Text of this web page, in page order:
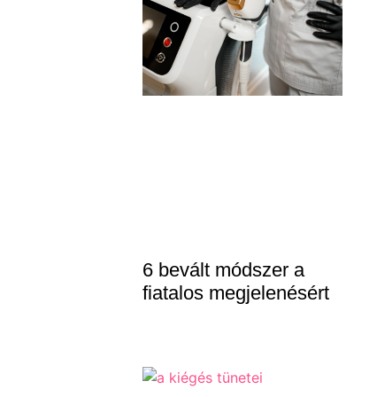
6 bevált módszer a
fiatalos megjelenésért